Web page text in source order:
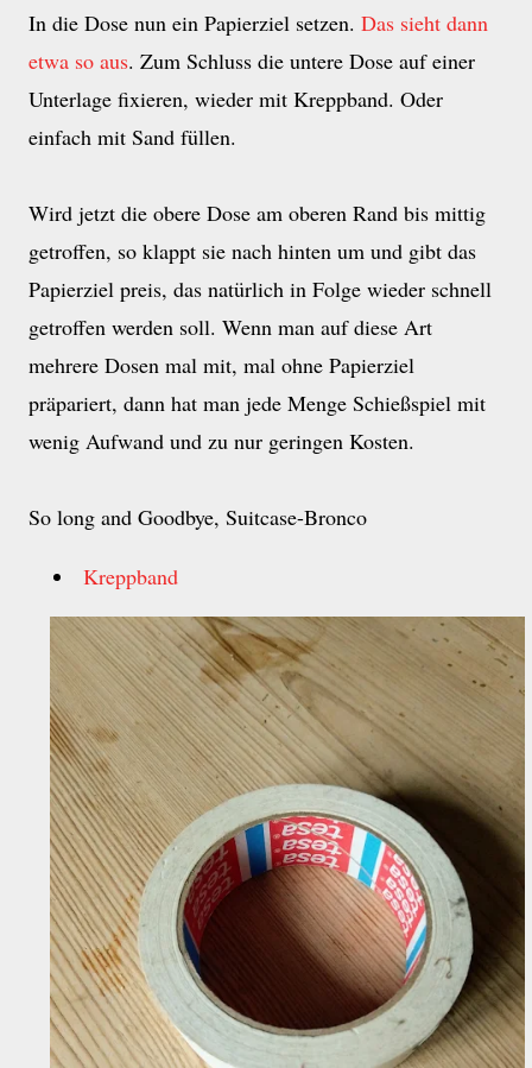
In die Dose nun ein Papierziel setzen. Das sieht dann
etwa so aus. Zum Schluss die untere Dose auf einer
Unterlage fixieren, wieder mit Kreppband. Oder
einfach mit Sand füllen.
Wird jetzt die obere Dose am oberen Rand bis mittig
getroffen, so klappt sie nach hinten um und gibt das
Papierziel preis, das natürlich in Folge wieder schnell
getroffen werden soll. Wenn man auf diese Art
mehrere Dosen mal mit, mal ohne Papierziel
präpariert, dann hat man jede Menge Schießspiel mit
wenig Aufwand und zu nur geringen Kosten.
So long and Goodbye, Suitcase-Bronco
Kreppband